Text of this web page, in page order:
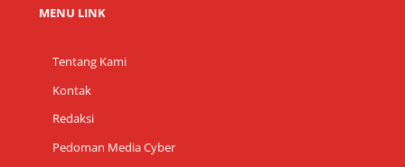
MENU LINK
Tentang Kami
Kontak
Redaksi
Pedoman Media Cyber